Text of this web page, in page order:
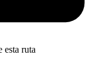
ruta